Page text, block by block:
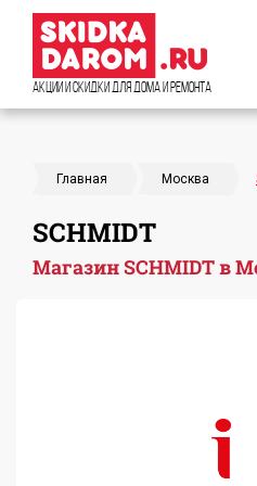
Акции и Скидки для дома и ремонта
Главная Москва
SCHMIDT
Магазин SCHMIDT в